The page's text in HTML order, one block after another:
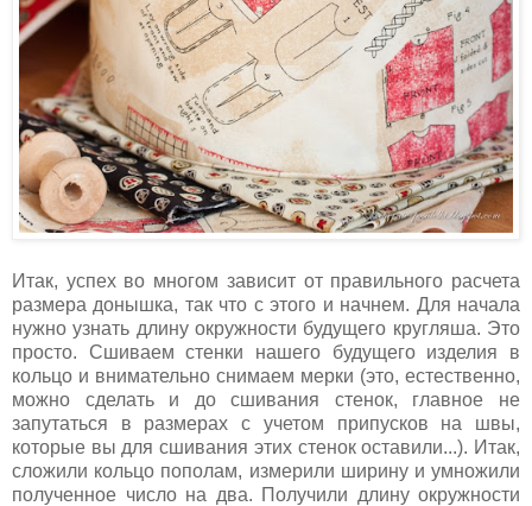
Итак, успех во многом зависит от правильного расчета
размера донышка, так что с этого и начнем. Для начала
нужно узнать длину окружности будущего кругляша. Это
просто. Сшиваем стенки нашего будущего изделия в
кольцо и внимательно снимаем мерки (это, естественно,
можно сделать и до сшивания стенок, главное не
запутаться в размерах с учетом припусков на швы,
которые вы для сшивания этих стенок оставили...). Итак,
сложили кольцо пополам, измерили ширину и умножили
полученное число на два. Получили длину окружности